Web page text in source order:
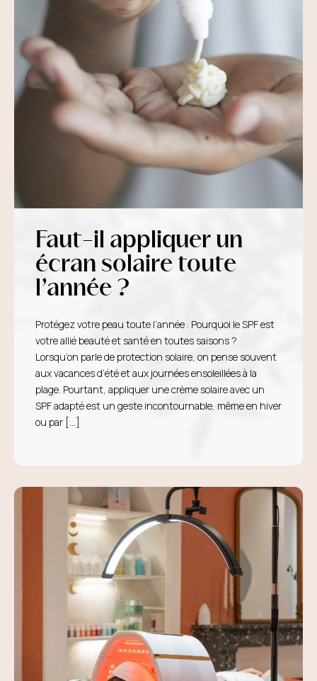
Faut-il appliquer un
écran solaire toute
l’année ?
Protégez votre peau toute l’année : Pourquoi le SPF est
votre allié beauté et santé en toutes saisons ?
Lorsqu’on parle de protection solaire, on pense souvent
aux vacances d’été et aux journées ensoleillées à la
plage. Pourtant, appliquer une crème solaire avec un
SPF adapté est un geste incontournable, même en hiver
ou par […]